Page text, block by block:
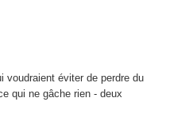
voudraient éviter de perdre du
qui ne gâche rien - deux